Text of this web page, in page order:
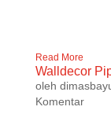
Read More
Walldecor
oleh
Komentar